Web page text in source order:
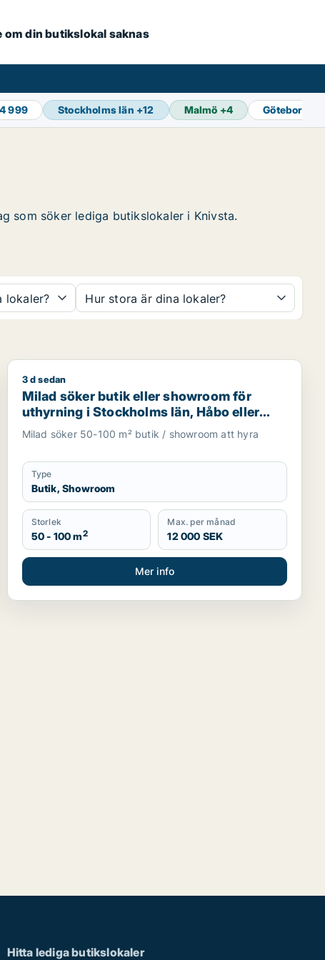
om din butikslokal saknas
999 Stockholms län +12 Malmö +4 Göteborg
som söker lediga butikslokaler i Knivsta.
lokaler? Hur stora är dina lokaler?
garage för uthyrning i Upplands Väsby, Vallentuna
Milad söker butik eller showroom för uthyrning i
3 d sedan
Milad söker butik eller showroom för
uthyrning i Stockholms län, Håbo eller
Knivsta
Milad söker 50-100 m² butik / showroom att hyra
Type
Butik, Showroom
Storlek
50 - 100 m2
Max. per månad
12 000 SEK
Mer info
Hitta lediga butikslokaler